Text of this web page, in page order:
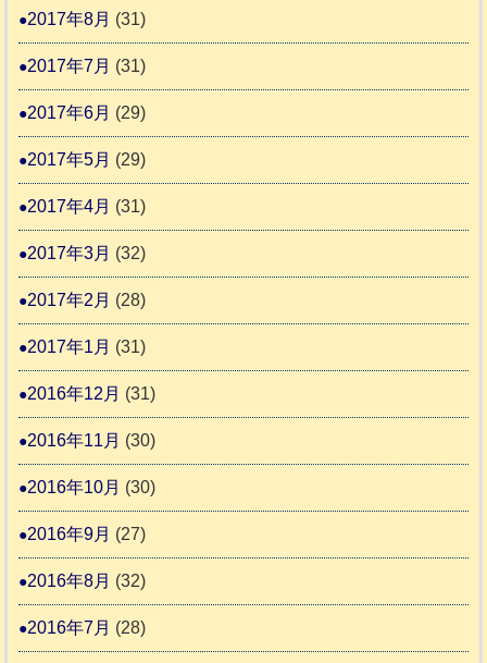
2017年8月 (31)
2017年7月 (31)
2017年6月 (29)
2017年5月 (29)
2017年4月 (31)
2017年3月 (32)
2017年2月 (28)
2017年1月 (31)
2016年12月 (31)
2016年11月 (30)
2016年10月 (30)
2016年9月 (27)
2016年8月 (32)
2016年7月 (28)